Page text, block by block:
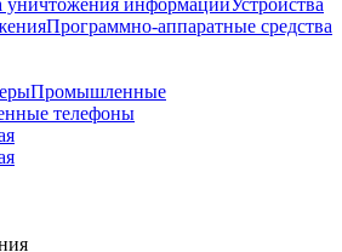
уничтожения информацииУстройства
Программно-аппаратные средства
Промышленные
телефоны